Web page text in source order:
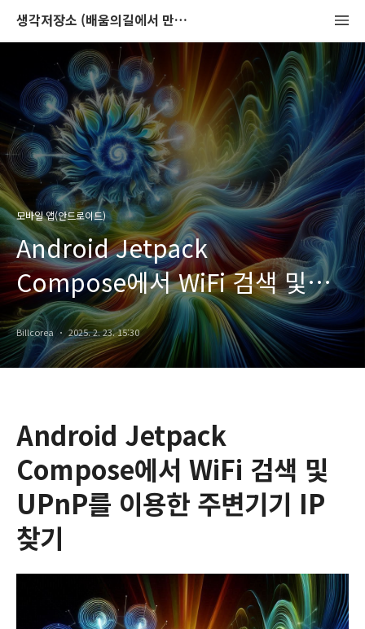
생각저장소 (배움의길에서 만나는 이야기)
모바일 앱(안드로이드)
Android Jetpack
Compose에서 WiFi 검색 및
UPnP를 이용한 주변기기 IP
찾기 ( AI 와 코딩해 보기 1번째)
Billcorea 2025. 2. 23. 15:30
Android Jetpack
Compose에서 WiFi 검색 및
UPnP를 이용한 주변기기 IP
찾기